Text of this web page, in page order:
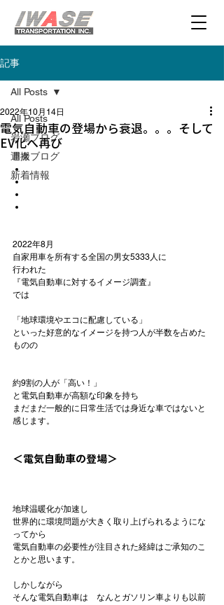
記事
All Posts
岩瀬ブログ
運搬ブログ
新着情報
All Posts
電気自動車の登場から衰退。。。そして
EV化へ再び
2022年10月14日
目次
2022年8月
自家用車を所有する全国の男女5333人に
行われた
『電気自動車に対するイメージ調査』
では
「地球環境やエコに配慮している」
といった好意的なイメージを持つ人が半数を占めた
ものの
約9割の人が「高い！」
と電気自動車が高額な印象を持ち
まだまだ一般的に日常生活では身近な車ではないと
感じます。
＜電気自動車の登場＞
地球温暖化が加速し
世界的に環境問題が大きく取り上げられるようにな
ってから
電気自動車の必要性が注目された経緯はご承知のこ
とかと思います。
しかしながら
そんな電気自動車は　なんとガソリン車よりも以前